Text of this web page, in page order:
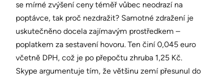
se mírné zvýšení ceny téměř vůbec neodrazí na
poptávce, tak proč nezdražit? Samotné zdražení je
uskutečněno docela zajímavým prostředkem –
poplatkem za sestavení hovoru. Ten činí 0,045 euro
včetně DPH, což je po přepočtu zhruba 1,25 Kč.
Skype argumentuje tím, že většinu zemí přesunul do